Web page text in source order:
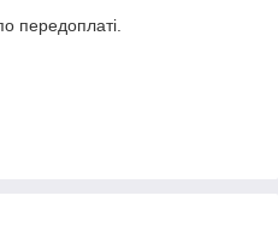
передоплаті.